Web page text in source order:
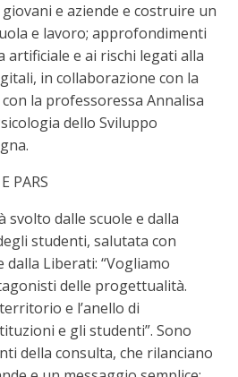
e aziende e costruire un
e lavoro; approfondimenti
artificiale e ai rischi legati alla
in collaborazione con la
la professoressa Annalisa
dello Sviluppo
PARS
svolto dalle scuole e dalla
studenti, salutata con
Liberati: “Vogliamo
delle progettualità.
e l’anello di
e gli studenti”. Sono
della consulta, che rilanciano